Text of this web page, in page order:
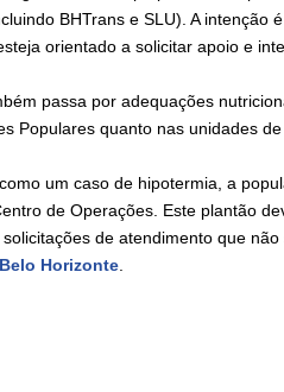
BHTrans e SLU). A intenção
orientado a solicitar apoio e
passa por adequações
Populares quanto nas unidades
um caso de hipotermia, a
de Operações. Este plantão
de atendimento que
Horizonte.